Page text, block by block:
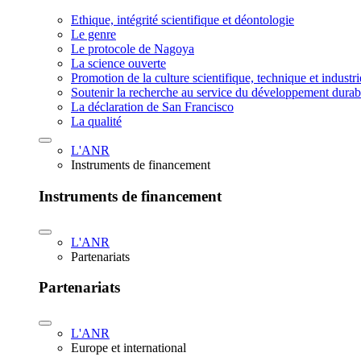
Ethique, intégrité scientifique et déontologie
Le genre
Le protocole de Nagoya
La science ouverte
Promotion de la culture scientifique, technique et
Soutenir la recherche au service du développement
La déclaration de San Francisco
La qualité
L'ANR
Instruments de financement
Instruments de financement
L'ANR
Partenariats
Partenariats
L'ANR
Europe et international